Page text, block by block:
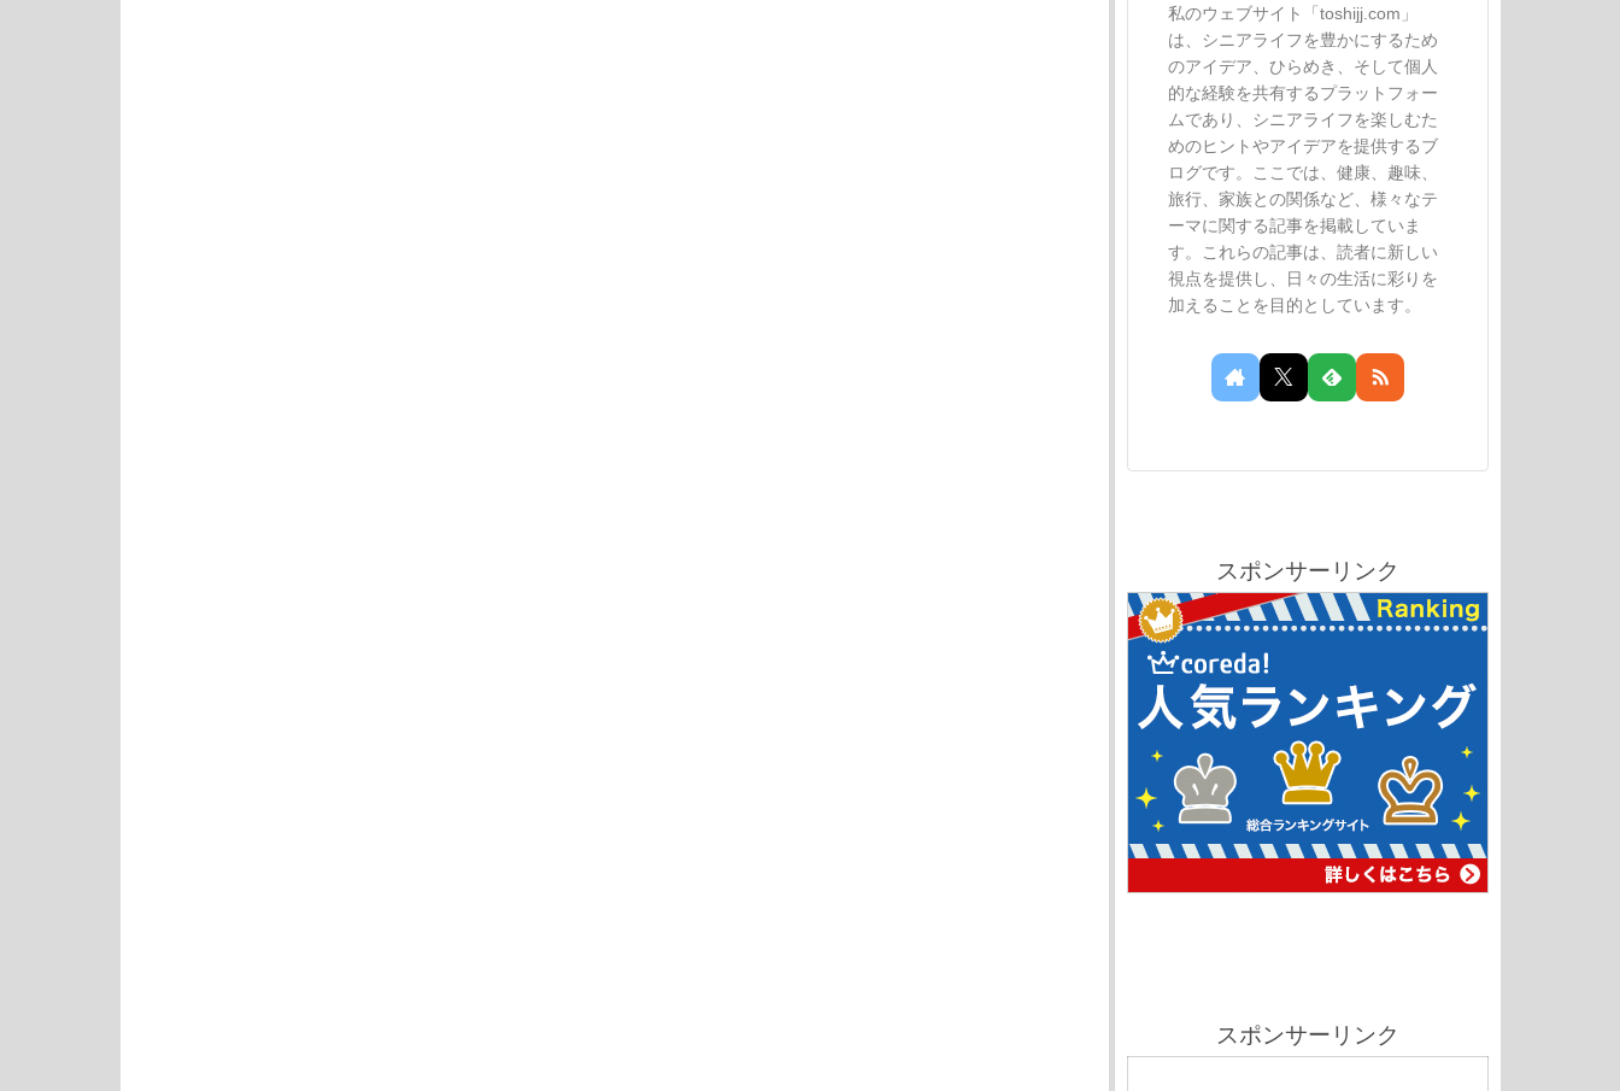
私のウェブサイト「toshijj.com」
は、シニアライフを豊かにするため
のアイデア、ひらめき、そして個人
的な経験を共有するプラットフォー
ムであり、シニアライフを楽しむた
めのヒントやアイデアを提供するブ
ログです。ここでは、健康、趣味、
旅行、家族との関係など、様々なテ
ーマに関する記事を掲載していま
す。これらの記事は、読者に新しい
視点を提供し、日々の生活に彩りを
加えることを目的としています。
スポンサーリンク
スポンサーリンク